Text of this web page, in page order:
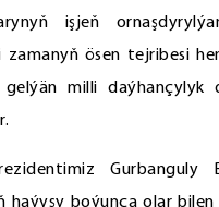
işjeň
zamanyň ösen tejribesi
milli daýhançylyk
Gurbanguly
haýyşy boýunça olar